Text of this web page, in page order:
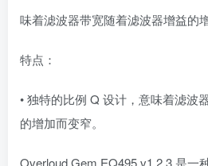
味着滤波器带宽随着滤波器增益的
特点：
• 独特的比例 Q 设计，意味着滤波
的增加而变窄。
Overloud Gem EQ495 v1.2.3 是一